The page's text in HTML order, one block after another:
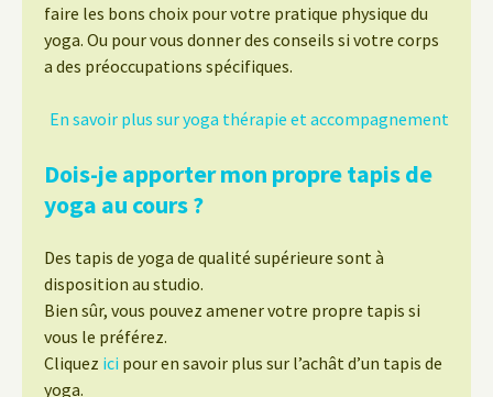
faire les bons choix pour votre pratique physique du
yoga. Ou pour vous donner des conseils si votre corps
a des préoccupations spécifiques.
En savoir plus sur yoga thérapie et accompagnement
Dois-je apporter mon propre tapis de
yoga au cours ?
Des tapis de yoga de qualité supérieure sont à
disposition au studio.
Bien sûr, vous pouvez amener votre propre tapis si
vous le préférez.
Cliquez ici pour en savoir plus sur l’achât d’un tapis de
yoga.